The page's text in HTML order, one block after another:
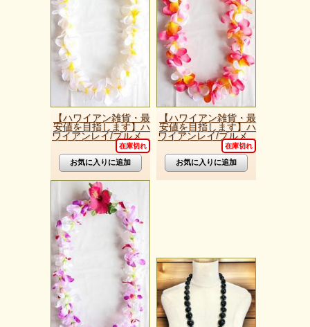
【ハワイアン雑貨・最
安値を目指します】ハ
ワイアンレイ/プルメ...
在庫切れ
【ハワイアン雑貨・最
安値を目指します】ハ
ワイアンレイ/プルメ...
在庫切れ